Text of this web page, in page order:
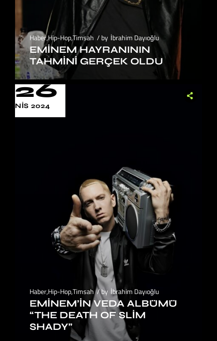
Haber,Hip-Hop,Timsah by İbrahim Dayıoğlu
EMINEM HAYRANININ
TAHMINI GERÇEK OLDU
26
NIS 2024
Haber,Hip-Hop,Timsah by İbrahim Dayıoğlu
EMINEM’IN VEDA ALBÜMÜ
“THE DEATH OF SLIM
SHADY”